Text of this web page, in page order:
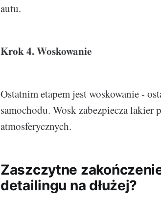
autu.
Krok 4. Woskowanie
Ostatnim etapem jest woskowanie -
samochodu. Wosk zabezpiecza
atmosferycznych.
Zaszczytne
detailingu na dłużej?